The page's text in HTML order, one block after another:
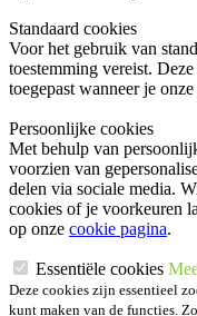
Standaard cookies
Voor het gebruik van
toestemming vereist.
toegepast wanneer je
Persoonlijke cookies
Met behulp van
voorzien van
delen via sociale media.
cookies of je voorkeuren
op onze cookie pagina.
Essentiële cookies
Deze cookies zijn essentieel
kunt maken van de functies.